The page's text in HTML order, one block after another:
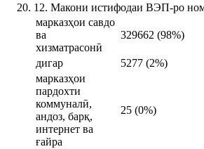
12. Макони истифодаи ВЭП-ро
марказҳои савдо
ва
хизматрасонӣ
329662 (98%)
дигар
5277 (2%)
марказҳои
пардохти
коммуналӣ,
андоз, барқ,
интернет ва
ғайра
25 (0%)